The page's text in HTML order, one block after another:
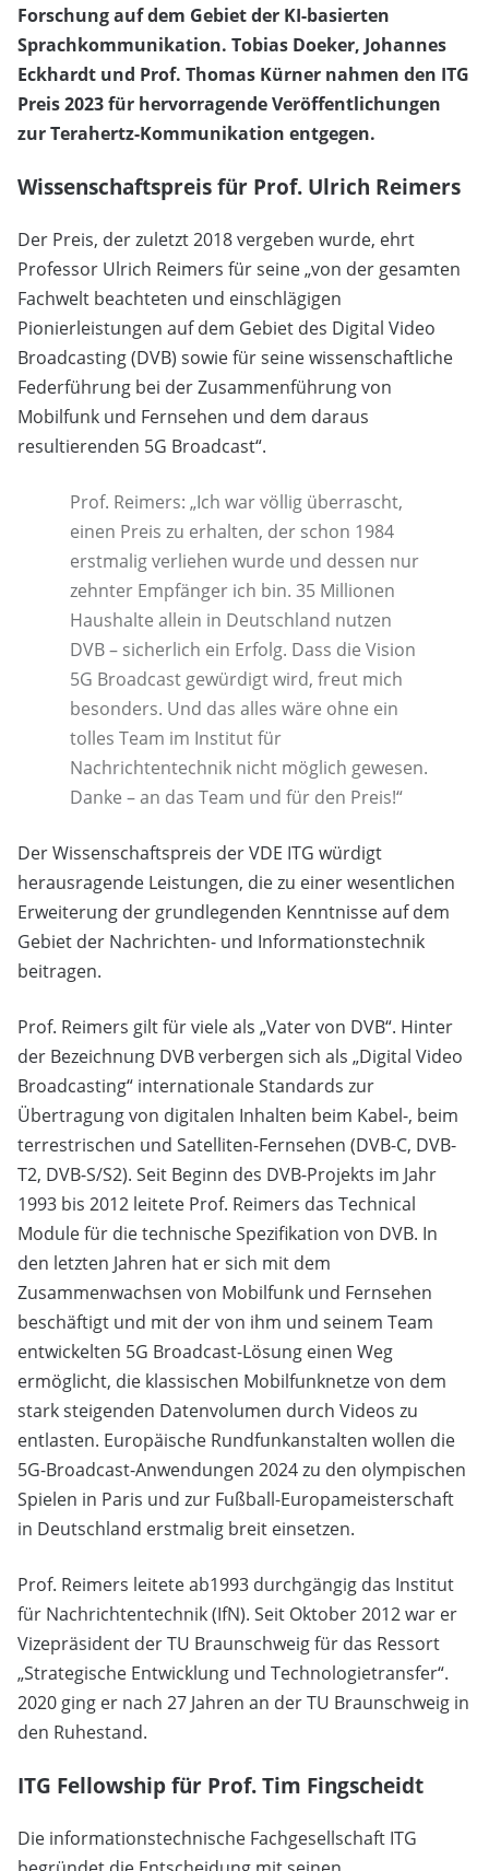
Forschung auf dem Gebiet der KI-basierten
Sprachkommunikation. Tobias Doeker, Johannes
Eckhardt und Prof. Thomas Kürner nahmen den ITG
Preis 2023 für hervorragende Veröffentlichungen
zur Terahertz-Kommunikation entgegen.
Wissenschaftspreis für Prof. Ulrich Reimers
Der Preis, der zuletzt 2018 vergeben wurde, ehrt
Professor Ulrich Reimers für seine „von der gesamten
Fachwelt beachteten und einschlägigen
Pionierleistungen auf dem Gebiet des Digital Video
Broadcasting (DVB) sowie für seine wissenschaftliche
Federführung bei der Zusammenführung von
Mobilfunk und Fernsehen und dem daraus
resultierenden 5G Broadcast“.
Prof. Reimers: „Ich war völlig überrascht,
einen Preis zu erhalten, der schon 1984
erstmalig verliehen wurde und dessen nur
zehnter Empfänger ich bin. 35 Millionen
Haushalte allein in Deutschland nutzen
DVB – sicherlich ein Erfolg. Dass die Vision
5G Broadcast gewürdigt wird, freut mich
besonders. Und das alles wäre ohne ein
tolles Team im Institut für
Nachrichtentechnik nicht möglich gewesen.
Danke – an das Team und für den Preis!“
Der Wissenschaftspreis der VDE ITG würdigt
herausragende Leistungen, die zu einer wesentlichen
Erweiterung der grundlegenden Kenntnisse auf dem
Gebiet der Nachrichten- und Informationstechnik
beitragen.
Prof. Reimers gilt für viele als „Vater von DVB“. Hinter
der Bezeichnung DVB verbergen sich als „Digital Video
Broadcasting“ internationale Standards zur
Übertragung von digitalen Inhalten beim Kabel-, beim
terrestrischen und Satelliten-Fernsehen (DVB-C, DVB-
T2, DVB-S/S2). Seit Beginn des DVB-Projekts im Jahr
1993 bis 2012 leitete Prof. Reimers das Technical
Module für die technische Spezifikation von DVB. In
den letzten Jahren hat er sich mit dem
Zusammenwachsen von Mobilfunk und Fernsehen
beschäftigt und mit der von ihm und seinem Team
entwickelten 5G Broadcast-Lösung einen Weg
ermöglicht, die klassischen Mobilfunknetze von dem
stark steigenden Datenvolumen durch Videos zu
entlasten. Europäische Rundfunkanstalten wollen die
5G-Broadcast-Anwendungen 2024 zu den olympischen
Spielen in Paris und zur Fußball-Europameisterschaft
in Deutschland erstmalig breit einsetzen.
Prof. Reimers leitete ab1993 durchgängig das Institut
für Nachrichtentechnik (IfN). Seit Oktober 2012 war er
Vizepräsident der TU Braunschweig für das Ressort
„Strategische Entwicklung und Technologietransfer“.
2020 ging er nach 27 Jahren an der TU Braunschweig in
den Ruhestand.
ITG Fellowship für Prof. Tim Fingscheidt
Die informationstechnische Fachgesellschaft ITG